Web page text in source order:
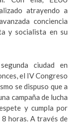
atrayendo a
conciencia
y socialista en su
ciudad en
el IV Congreso
se dispuso que a
campaña de lucha
y cumpla por
horas. A través de